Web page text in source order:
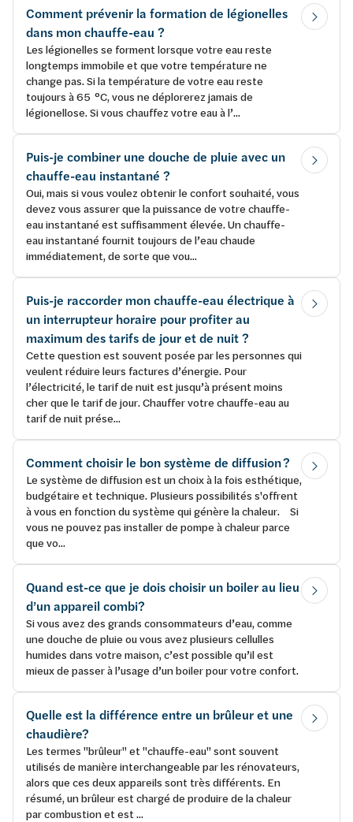
Comment prévenir la formation de légionelles
dans mon chauffe-eau ?
Les légionelles se forment lorsque votre eau reste
longtemps immobile et que votre température ne
change pas. Si la température de votre eau reste
toujours à 65 °C, vous ne déplorerez jamais de
légionellose. Si vous chauffez votre eau à l’...
Puis-je combiner une douche de pluie avec un
chauffe-eau instantané ?
Oui, mais si vous voulez obtenir le confort souhaité, vous
devez vous assurer que la puissance de votre chauffe-
eau instantané est suffisamment élevée. Un chauffe-
eau instantané fournit toujours de l’eau chaude
immédiatement, de sorte que vou...
Puis-je raccorder mon chauffe-eau électrique à
un interrupteur horaire pour profiter au
maximum des tarifs de jour et de nuit ?
Cette question est souvent posée par les personnes qui
veulent réduire leurs factures d’énergie. Pour
l’électricité, le tarif de nuit est jusqu’à présent moins
cher que le tarif de jour. Chauffer votre chauffe-eau au
tarif de nuit prése...
Comment choisir le bon système de diffusion ?
Le système de diffusion est un choix à la fois esthétique,
budgétaire et technique. Plusieurs possibilités s'offrent
à vous en fonction du système qui génère la chaleur. Si
vous ne pouvez pas installer de pompe à chaleur parce
que vo...
Quand est-ce que je dois choisir un boiler au lieu
d’un appareil combi?
Si vous avez des grands consommateurs d’eau, comme
une douche de pluie ou vous avez plusieurs cellulles
humides dans votre maison, c’est possible qu’il est
mieux de passer à l’usage d’un boiler pour votre confort.
Quelle est la différence entre un brûleur et une
chaudière?
Les termes "brûleur" et "chauffe-eau" sont souvent
utilisés de manière interchangeable par les rénovateurs,
alors que ces deux appareils sont très différents. En
résumé, un brûleur est chargé de produire de la chaleur
par combustion et est ...